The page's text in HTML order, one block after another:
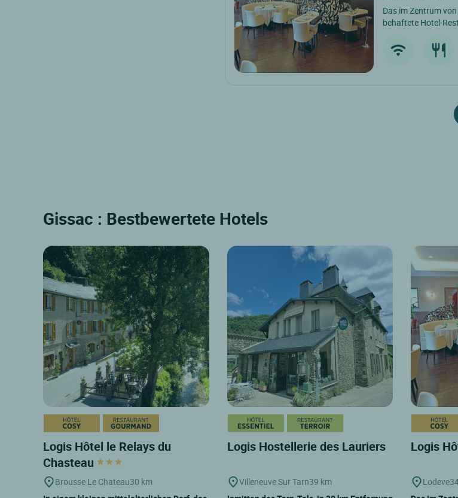
Das im Zentrum
behaftete Hotel-
Gissac : Bestbewertete Hotels
Logis Hôtel le Relays du
Chasteau
Brousse Le Chateau30 km
Logis Hostellerie des Lauriers
Villeneuve Sur Tarn39 km
Logis
Lodeve